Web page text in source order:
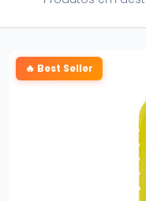
🔥 Best Seller